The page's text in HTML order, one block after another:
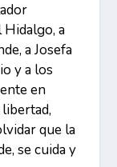
a
a Josefa
y a los
en
que la
se cuida y